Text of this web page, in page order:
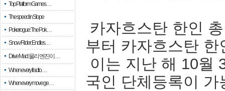
Top Platform Games…
The speed in Slope
Pokerogue: The Pok…
Snow Rider: Endles…
Drive Mad: 물리 엔진이 …
When every fractio…
When every move ge…
카자흐스탄 한인
부터 카자흐스탄
이는 지난 해 10월
국인 단체등록이